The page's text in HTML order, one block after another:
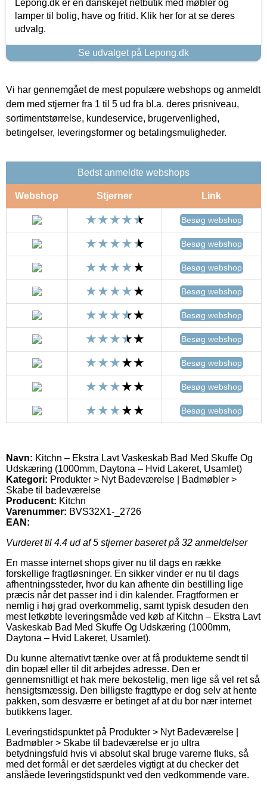
Lepong.dk er en danskejet netbutik med møbler og
lamper til bolig, have og fritid. Klik her for at se deres
udvalg.
Se udvalget på Lepong.dk
Vi har gennemgået de mest populære webshops og anmeldt
dem med stjerner fra 1 til 5 ud fra bl.a. deres prisniveau,
sortimentstørrelse, kundeservice, brugervenlighed,
betingelser, leveringsformer og betalingsmuligheder.
Bedst anmeldte webshops
Webshop Stjerner Link
Besøg webshop
Besøg webshop
Besøg webshop
Besøg webshop
Besøg webshop
Besøg webshop
Besøg webshop
Besøg webshop
Besøg webshop
Navn: Kitchn – Ekstra Lavt Vaskeskab Bad Med Skuffe Og
Udskæring (1000mm, Daytona – Hvid Lakeret, Usamlet)
Kategori: Produkter > Nyt Badeværelse | Badmøbler >
Skabe til badeværelse
Producent: Kitchn
Varenummer: BVS32X1-_2726
EAN:
Vurderet til 4.4 ud af 5 stjerner baseret på 32 anmeldelser
En masse internet shops giver nu til dags en række
forskellige fragtløsninger. En sikker vinder er nu til dags
afhentningssteder, hvor du kan afhente din bestilling lige
præcis når det passer ind i din kalender. Fragtformen er
nemlig i høj grad overkommelig, samt typisk desuden den
mest letkøbte leveringsmåde ved køb af Kitchn – Ekstra Lavt
Vaskeskab Bad Med Skuffe Og Udskæring (1000mm,
Daytona – Hvid Lakeret, Usamlet).
Du kunne alternativt tænke over at få produkterne sendt til
din bopæl eller til dit arbejdes adresse. Den er
gennemsnitligt et hak mere bekostelig, men lige så vel ret så
hensigtsmæssig. Den billigste fragttype er dog selv at hente
pakken, som desværre er betinget af at du bor nær internet
butikkens lager.
Leveringstidspunktet på Produkter > Nyt Badeværelse |
Badmøbler > Skabe til badeværelse er jo ultra
betydningsfuld hvis vi absolut skal bruge varerne fluks, så
med det formål er det særdeles vigtigt at du checker det
anslåede leveringstidspunkt ved den vedkommende vare.